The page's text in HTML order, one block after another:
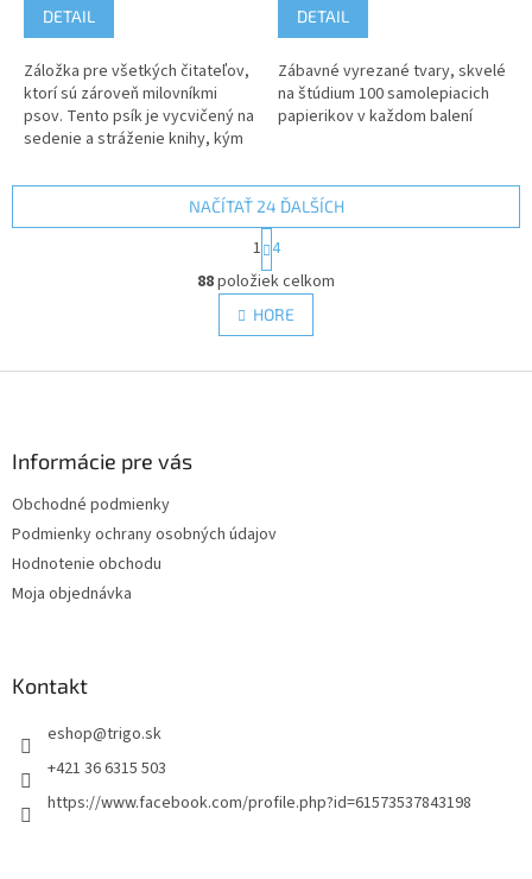
DETAIL
Záložka pre všetkých čitateľov,
ktorí sú zároveň milovníkmi
psov. Tento psík je vycvičený na
sedenie a stráženie knihy, kým
potiahnite, aby ste...
DETAIL
Zábavné vyrezané tvary, skvelé
na štúdium 100 samolepiacich
papierikov v každom balení
O
v
l
á
k
NAČÍTAŤ 24 ĎALŠÍCH
S
t
r
á
n
k
v
1 4
88položiek celkom
HORE
Informácie pre vás
Obchodné podmienky
Podmienky ochrany osobných údajov
Hodnotenie obchodu
Moja objednávka
Kontakt
eshop@trigo.sk
+421 36 6315 503
https://www.facebook.com/profile.php?id=61573537843198